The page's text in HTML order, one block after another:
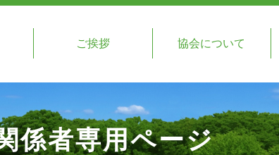
ご挨拶 協会について
係者専用ページ